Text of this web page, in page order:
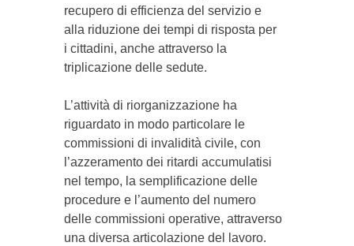
recupero di efficienza del servizio e
alla riduzione dei tempi di risposta per
i cittadini, anche attraverso la
triplicazione delle sedute.
L’attività di riorganizzazione ha
riguardato in modo particolare le
commissioni di invalidità civile, con
l’azzeramento dei ritardi accumulatisi
nel tempo, la semplificazione delle
procedure e l’aumento del numero
delle commissioni operative, attraverso
una diversa articolazione del lavoro.